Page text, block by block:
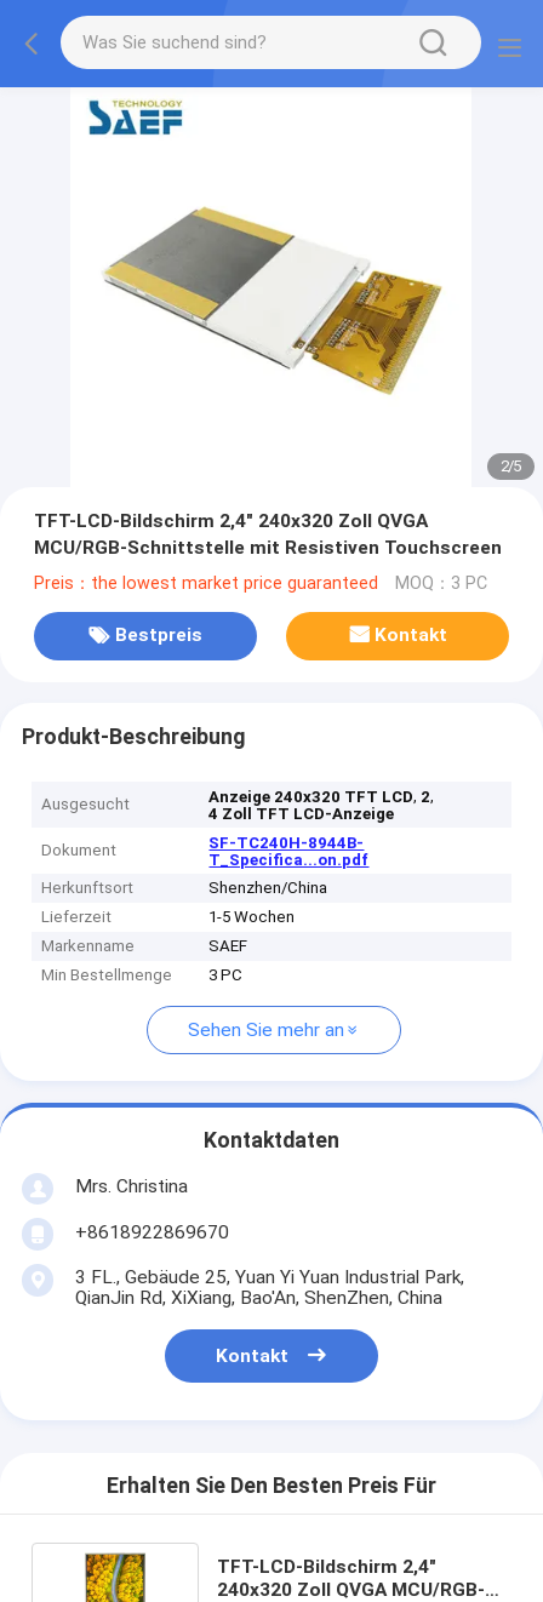
2/5
TFT-LCD-Bildschirm 2,4" 240x320 Zoll QVGA
MCU/RGB-Schnittstelle mit Resistiven Touchscreen
Preis：the lowest market price guaranteed MOQ：3 PC
Bestpreis Kontakt
Produkt-Beschreibung
Ausgesucht Anzeige 240x320 TFT LCD, 2,
4 Zoll TFT LCD-Anzeige
Dokument
SF-TC240H-8944B-
T_Specifica...on.pdf
Herkunftsort
Shenzhen/China
Lieferzeit
1-5 Wochen
Markenname
SAEF
Min Bestellmenge
3 PC
Sehen Sie mehr an
Kontaktdaten
Mrs. Christina
+8618922869670
3 FL., Gebäude 25, Yuan Yi Yuan Industrial Park,
QianJin Rd, XiXiang, Bao'An, ShenZhen, China
Kontakt
Erhalten Sie Den Besten Preis Für
TFT-LCD-Bildschirm 2,4"
240x320 Zoll QVGA MCU/RGB-